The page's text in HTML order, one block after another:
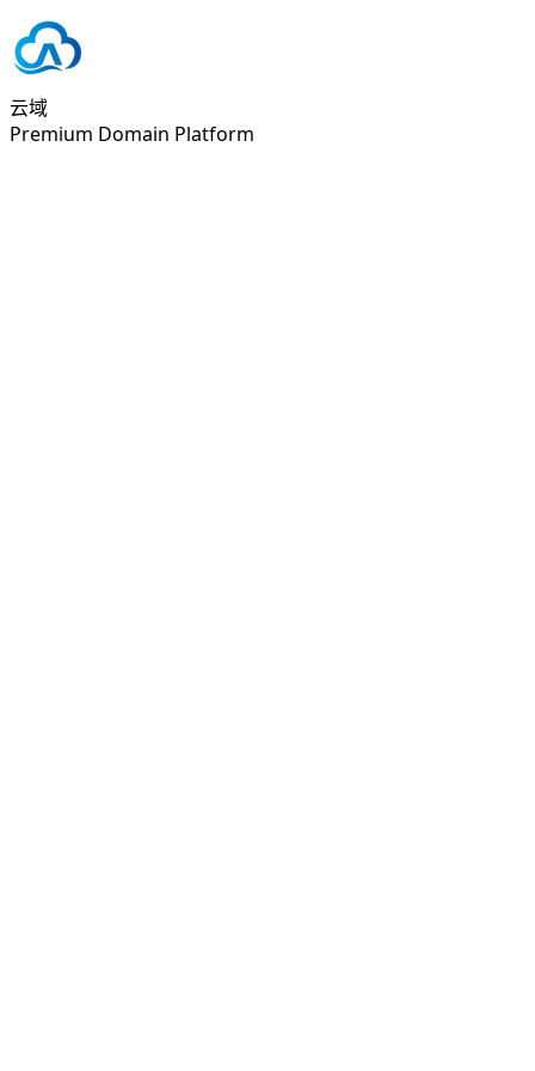
云域
Premium Domain Platform